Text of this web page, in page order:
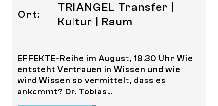
Ort:
TRIANGEL Transfer |
Kultur | Raum
EFFEKTE-Reihe im August, 19.30 Uhr Wie
entsteht Vertrauen in Wissen und wie
wird Wissen so vermittelt, dass es
ankommt? Dr. Tobias...